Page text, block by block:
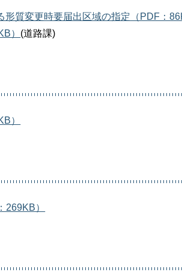
質変更時要届出区域の指定（PDF：
） (道路課)
）
269KB）